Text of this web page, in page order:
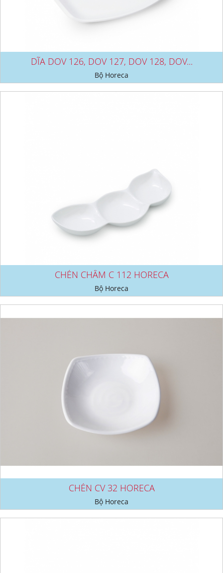
DĨA DOV 126, DOV 127, DOV 128, DOV...
Bộ Horeca
CHÉN CHẤM C 112 HORECA
Bộ Horeca
CHÉN CV 32 HORECA
Bộ Horeca